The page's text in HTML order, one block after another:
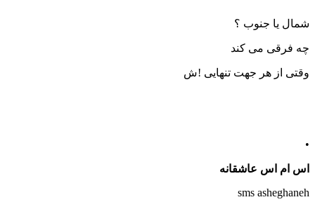
شمال یا جنوب ؟
چه فرقی می کند
وقتی از هر جهت تنهایی !ش
•
اس ام اس عاشقانه
sms asheghaneh